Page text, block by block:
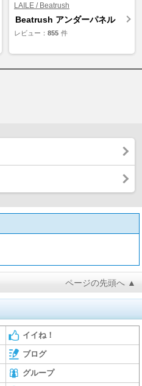
LAILE / Beatrush
Beatrush アンダーパネル
レビュー： 855 件
ページの先頭へ ▲
イイね！
ブログ
グループ